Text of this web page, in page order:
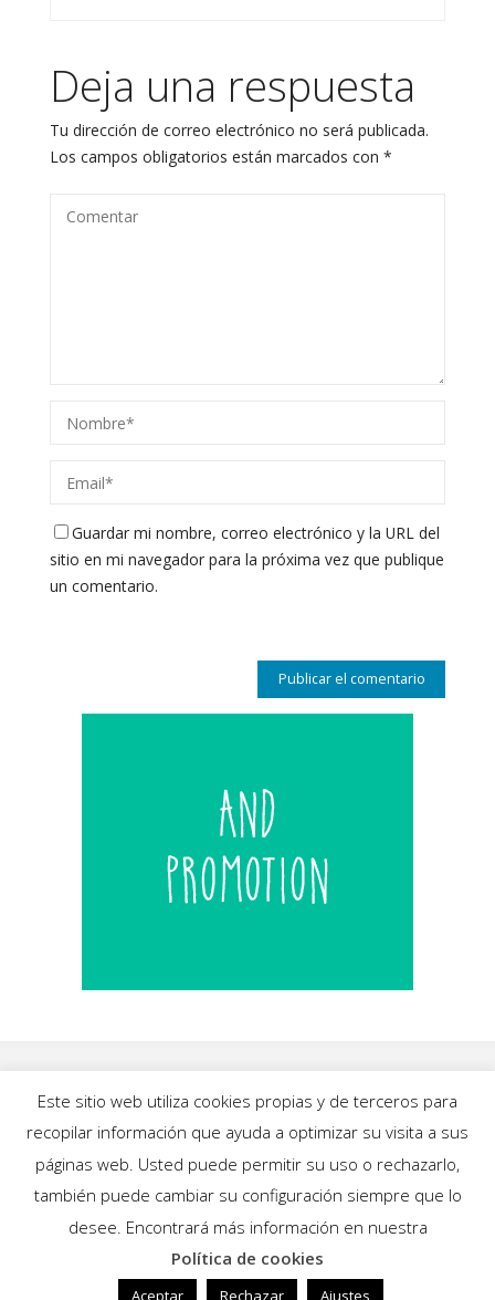
Deja una respuesta
Tu dirección de correo electrónico no será publicada.
Los campos obligatorios están marcados con *
Guardar mi nombre, correo electrónico y la URL del
sitio en mi navegador para la próxima vez que publique
un comentario.
Funciona conFluida&WordPress.
Este sitio web utiliza cookies propias y de terceros para
recopilar información que ayuda a optimizar su visita a sus
páginas web. Usted puede permitir su uso o rechazarlo,
también puede cambiar su configuración siempre que lo
desee. Encontrará más información en nuestra
Política de cookies
Aceptar Rechazar Ajustes